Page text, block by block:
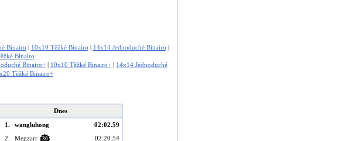
Binairo | 10x10 Těžké Binairo | 14x14 Jednoduché Binairo |
Binairo
Binairo+| 10x10 Těžké Binairo+| 14x14 Jednoduché
Těžké Binairo+
Dnes
1.
wangluhong
02:02.59
2.
Megzarr 30
02:20.54